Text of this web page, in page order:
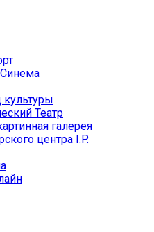
культуры
Театр
галерея
центра I.P.